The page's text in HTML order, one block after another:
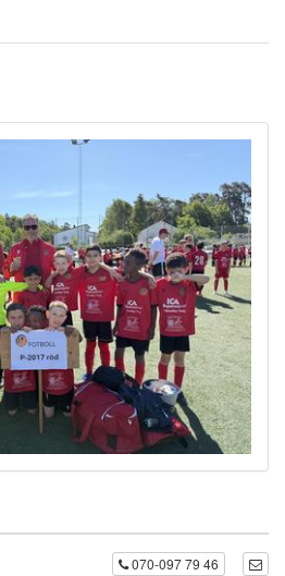
070-097 79 46